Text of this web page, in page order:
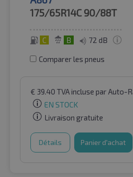
175/65R14C 90/88T
C B 72 dB
Comparer les pneus
€ 39.40 TVA incluse par Auto-
EN STOCK
Livraison gratuite
Détails Panier d'achat